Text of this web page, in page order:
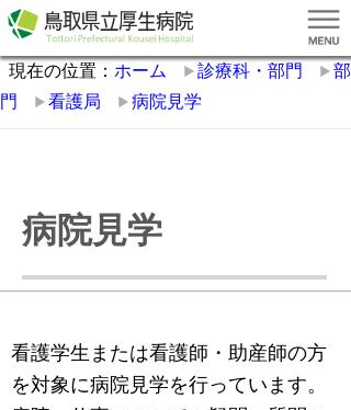
現在の位置： ホーム 診療科・部門
部
門
看護局 病院見学
病院見学
看護学生または看護師・助産師の方
を対象に病院見学を行っています。